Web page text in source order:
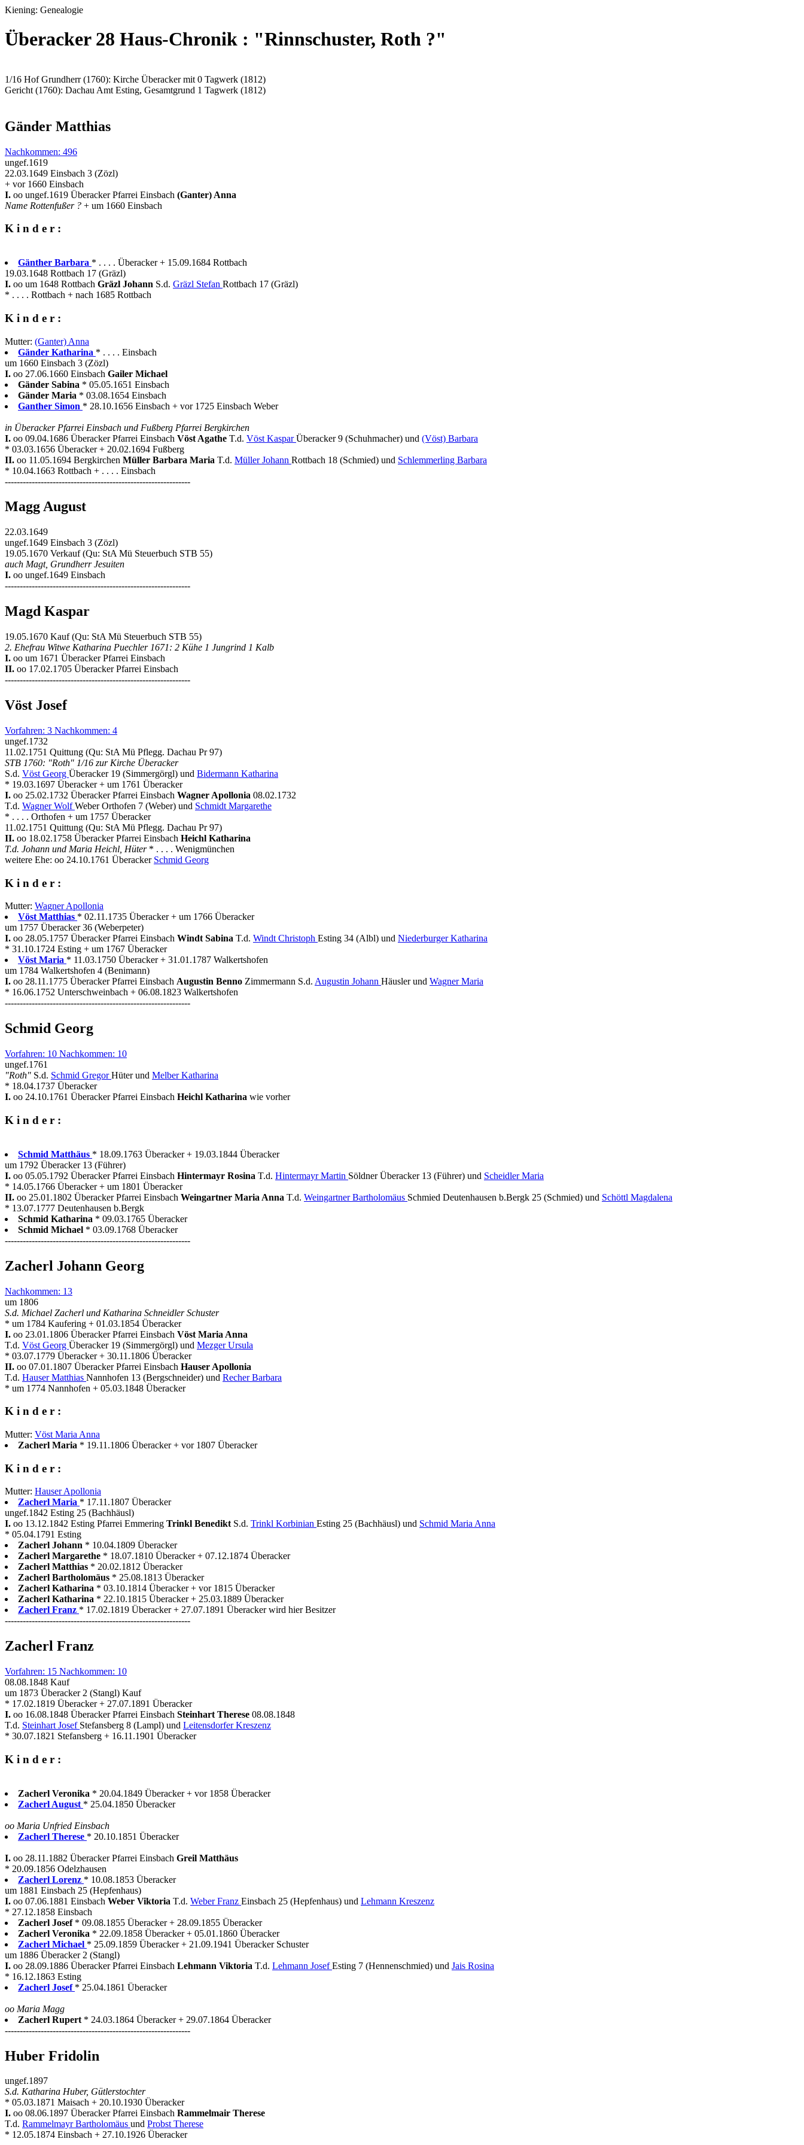
Kiening: Genealogie
Überacker 28 Haus-Chronik : "Rinnschuster, Roth ?"
1/16 Hof Grundherr (1760): Kirche Überacker mit 0 Tagwerk (1812)
Gericht (1760): Dachau Amt Esting, Gesamtgrund 1 Tagwerk (1812)
Gänder Matthias
Nachkommen: 496
ungef.1619
22.03.1649 Einsbach 3 (Zözl)
+ vor 1660 Einsbach
I. oo ungef.1619 Überacker Pfarrei Einsbach (Ganter) Anna
Name Rottenfußer ? + um 1660 Einsbach
K i n d e r :
Gänther Barbara * . . . . Überacker + 15.09.1684 Rottbach
19.03.1648 Rottbach 17 (Gräzl)
I. oo um 1648 Rottbach Gräzl Johann S.d. Gräzl Stefan Rottbach 17 (Gräzl)
* . . . . Rottbach + nach 1685 Rottbach
K i n d e r :
Mutter: (Ganter) Anna
Gänder Katharina * . . . . Einsbach
um 1660 Einsbach 3 (Zözl)
I. oo 27.06.1660 Einsbach Gailer Michael
Gänder Sabina * 05.05.1651 Einsbach
Gänder Maria * 03.08.1654 Einsbach
Ganther Simon * 28.10.1656 Einsbach + vor 1725 Einsbach Weber
in Überacker Pfarrei Einsbach und Fußberg Pfarrei Bergkirchen
I. oo 09.04.1686 Überacker Pfarrei Einsbach Vöst Agathe T.d. Vöst KasparÜberacker 9 (Schuhmacher) und (Vöst) Barbara
* 03.03.1656 Überacker + 20.02.1694 Fußberg
II. oo 11.05.1694 Bergkirchen Müller Barbara Maria T.d. Müller Johann Rottbach 18 (Schmied) und Schlemmerling Barbara
* 10.04.1663 Rottbach + . . . . Einsbach
--------------------------------------------------------------
Magg August
22.03.1649
ungef.1649 Einsbach 3 (Zözl)
19.05.1670 Verkauf (Qu: StA Mü Steuerbuch STB 55)
auch Magt, Grundherr Jesuiten
I. oo ungef.1649 Einsbach
--------------------------------------------------------------
Magd Kaspar
19.05.1670 Kauf (Qu: StA Mü Steuerbuch STB 55)
2. Ehefrau Witwe Katharina Puechler 1671: 2 Kühe 1 Jungrind 1 Kalb
I. oo um 1671 Überacker Pfarrei Einsbach
II. oo 17.02.1705 Überacker Pfarrei Einsbach
--------------------------------------------------------------
Vöst Josef
Vorfahren: 3 Nachkommen: 4
ungef.1732
11.02.1751 Quittung (Qu: StA Mü Pflegg. Dachau Pr 97)
STB 1760: "Roth" 1/16 zur Kirche Überacker
S.d. Vöst Georg Überacker 19 (Simmergörgl) und Bidermann Katharina
* 19.03.1697 Überacker + um 1761 Überacker
I. oo 25.02.1732 Überacker Pfarrei Einsbach Wagner Apollonia 08.02.1732
T.d. Wagner WolfWeber Orthofen 7 (Weber) und Schmidt Margarethe
* . . . . Orthofen + um 1757 Überacker
11.02.1751 Quittung (Qu: StA Mü Pflegg. Dachau Pr 97)
II. oo 18.02.1758 Überacker Pfarrei Einsbach Heichl Katharina
T.d. Johann und Maria Heichl, Hüter * . . . . Wenigmünchen
weitere Ehe: oo 24.10.1761 Überacker Schmid Georg
K i n d e r :
Mutter: Wagner Apollonia
Vöst Matthias * 02.11.1735 Überacker + um 1766 Überacker
um 1757 Überacker 36 (Weberpeter)
I. oo 28.05.1757 Überacker Pfarrei Einsbach Windt Sabina T.d. Windt Christoph Esting 34 (Albl) und Niederburger Katharina
* 31.10.1724 Esting + um 1767 Überacker
Vöst Maria * 11.03.1750 Überacker + 31.01.1787 Walkertshofen
um 1784 Walkertshofen 4 (Benimann)
I. oo 28.11.1775 Überacker Pfarrei Einsbach Augustin Benno Zimmermann S.d. Augustin Johann Häusler und Wagner Maria
* 16.06.1752 Unterschweinbach + 06.08.1823 Walkertshofen
--------------------------------------------------------------
Schmid Georg
Vorfahren: 10 Nachkommen: 10
ungef.1761
"Roth" S.d. Schmid GregorHüter und Melber Katharina
* 18.04.1737 Überacker
I. oo 24.10.1761 Überacker Pfarrei Einsbach Heichl Katharina wie vorher
K i n d e r :
Schmid Matthäus * 18.09.1763 Überacker + 19.03.1844 Überacker
um 1792 Überacker 13 (Führer)
I. oo 05.05.1792 Überacker Pfarrei Einsbach Hintermayr Rosina T.d. Hintermayr Martin Söldner Überacker 13 (Führer) und Scheidler Maria
* 14.05.1766 Überacker + um 1801 Überacker
II. oo 25.01.1802 Überacker Pfarrei Einsbach Weingartner Maria Anna T.d. Weingartner Bartholomäus Schmied Deutenhausen b.Bergk 25 (Schmied) und Schöttl Magdalena
* 13.07.1777 Deutenhausen b.Bergk
Schmid Katharina * 09.03.1765 Überacker
Schmid Michael * 03.09.1768 Überacker
--------------------------------------------------------------
Zacherl Johann Georg
Nachkommen: 13
um 1806
S.d. Michael Zacherl und Katharina Schneidler Schuster
* um 1784 Kaufering + 01.03.1854 Überacker
I. oo 23.01.1806 Überacker Pfarrei Einsbach Vöst Maria Anna
T.d. Vöst Georg Überacker 19 (Simmergörgl) und Mezger Ursula
* 03.07.1779 Überacker + 30.11.1806 Überacker
II. oo 07.01.1807 Überacker Pfarrei Einsbach Hauser Apollonia
T.d. Hauser Matthias Nannhofen 13 (Bergschneider) und Recher Barbara
* um 1774 Nannhofen + 05.03.1848 Überacker
K i n d e r :
Mutter: Vöst Maria Anna
Zacherl Maria * 19.11.1806 Überacker + vor 1807 Überacker
K i n d e r :
Mutter: Hauser Apollonia
Zacherl Maria * 17.11.1807 Überacker
ungef.1842 Esting 25 (Bachhäusl)
I. oo 13.12.1842 Esting Pfarrei Emmering Trinkl Benedikt S.d. Trinkl Korbinian Esting 25 (Bachhäusl) und Schmid Maria Anna
* 05.04.1791 Esting
Zacherl Johann * 10.04.1809 Überacker
Zacherl Margarethe * 18.07.1810 Überacker + 07.12.1874 Überacker
Zacherl Matthias * 20.02.1812 Überacker
Zacherl Bartholomäus * 25.08.1813 Überacker
Zacherl Katharina * 03.10.1814 Überacker + vor 1815 Überacker
Zacherl Katharina * 22.10.1815 Überacker + 25.03.1889 Überacker
Zacherl Franz * 17.02.1819 Überacker + 27.07.1891 Überacker wird hier Besitzer
--------------------------------------------------------------
Zacherl Franz
Vorfahren: 15 Nachkommen: 10
08.08.1848 Kauf
um 1873 Überacker 2 (Stangl) Kauf
* 17.02.1819 Überacker + 27.07.1891 Überacker
I. oo 16.08.1848 Überacker Pfarrei Einsbach Steinhart Therese 08.08.1848
T.d. Steinhart Josef Stefansberg 8 (Lampl) und Leitensdorfer Kreszenz
* 30.07.1821 Stefansberg + 16.11.1901 Überacker
K i n d e r :
Zacherl Veronika * 20.04.1849 Überacker + vor 1858 Überacker
Zacherl August * 25.04.1850 Überacker
oo Maria Unfried Einsbach
Zacherl Therese * 20.10.1851 Überacker
I. oo 28.11.1882 Überacker Pfarrei Einsbach Greil Matthäus
* 20.09.1856 Odelzhausen
Zacherl Lorenz * 10.08.1853 Überacker
um 1881 Einsbach 25 (Hepfenhaus)
I. oo 07.06.1881 Einsbach Weber Viktoria T.d. Weber Franz Einsbach 25 (Hepfenhaus) und Lehmann Kreszenz
* 27.12.1858 Einsbach
Zacherl Josef * 09.08.1855 Überacker + 28.09.1855 Überacker
Zacherl Veronika * 22.09.1858 Überacker + 05.01.1860 Überacker
Zacherl Michael * 25.09.1859 Überacker + 21.09.1941 Überacker Schuster
um 1886 Überacker 2 (Stangl)
I. oo 28.09.1886 Überacker Pfarrei Einsbach Lehmann Viktoria T.d. Lehmann JosefEsting 7 (Hennenschmied) und Jais Rosina
* 16.12.1863 Esting
Zacherl Josef * 25.04.1861 Überacker
oo Maria Magg
Zacherl Rupert * 24.03.1864 Überacker + 29.07.1864 Überacker
--------------------------------------------------------------
Huber Fridolin
ungef.1897
S.d. Katharina Huber, Gütlerstochter
* 05.03.1871 Maisach + 20.10.1930 Überacker
I. oo 08.06.1897 Überacker Pfarrei Einsbach Rammelmair Therese
T.d. Rammelmayr Bartholomäus und Probst Therese
* 12.05.1874 Einsbach + 27.10.1926 Überacker